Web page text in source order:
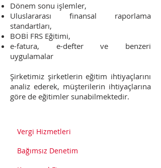
Vergi Hizmetleri
Bağımsız Denetim
Dönem sonu işlemler,
Uluslararası finansal raporlama
standartları,
BOBİ FRS Eğitimi,
e-fatura, e-defter ve benzeri
uygulamalar
Şirketimiz şirketlerin eğitim ihtiyaçlarını
analiz ederek, müşterilerin ihtiyaçlarına
göre de eğitimler sunabilmektedir.